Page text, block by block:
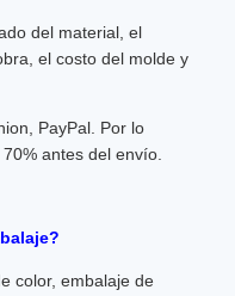
del material, el
el costo del molde y
PayPal. Por lo
antes del envío.
color, embalaje de